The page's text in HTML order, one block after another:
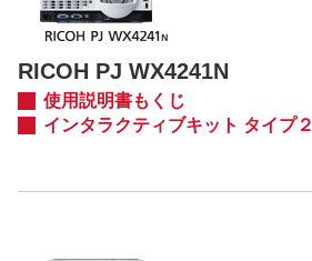
RICOH PJ WX4241N
使用説明書もくじ
インタラクティブキット タイプ２